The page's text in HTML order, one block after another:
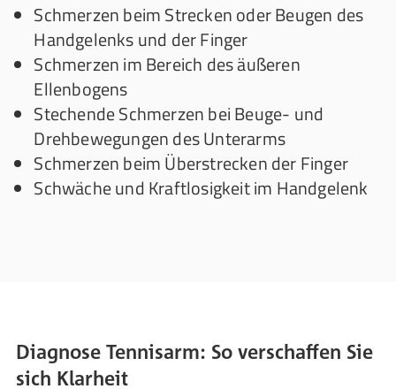
Schmerzen beim Strecken oder Beugen des
Handgelenks und der Finger
Schmerzen im Bereich des äußeren
Ellenbogens
Stechende Schmerzen bei Beuge- und
Drehbewegungen des Unterarms
Schmerzen beim Überstrecken der Finger
Schwäche und Kraftlosigkeit im Handgelenk
Diagnose Tennisarm: So verschaffen Sie
sich Klarheit